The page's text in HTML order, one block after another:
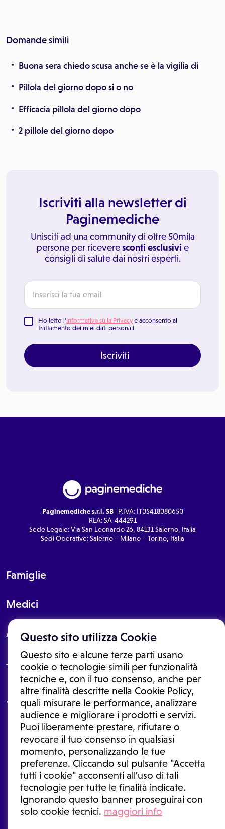
Questo sito utilizza Cookie
Questo sito e alcune terze parti usano
cookie o tecnologie simili per funzionalità
tecniche e, con il tuo consenso, anche per
altre finalità descritte nella Cookie Policy,
quali misurare le performance, analizzare
audience e migliorare i prodotti e servizi.
Puoi liberamente prestare, rifiutare o
revocare il tuo consenso in qualsiasi
momento, personalizzando le tue
preferenze. Cliccando sul pulsante "Accetta
tutti i cookie" acconsenti all'uso di tali
tecnologie per tutte le finalità indicate.
Ignorando questo banner proseguirai con
solo cookie tecnici. maggiori info
Domande simili
Buona sera chiedo scusa anche se è la vigilia di
Pillola del giorno dopo si o no
Efficacia pillola del giorno dopo
2 pillole del giorno dopo
Iscriviti alla newsletter di
Paginemediche
Unisciti ad una community di oltre 50mila
persone per riceveresconti esclusivi e
consigli di salute dai nostri esperti.
Ho letto l'Informativa sulla Privacy e acconsento al
trattamento dei miei dati personali
Iscriviti
Paginemediche s.r.l. SB| P.IVA: IT05418080650
REA: SA-444291
Sede Legale: Via San Leonardo 26, 84131 Salerno, Italia
Sedi Operative: Salerno – Milano – Torino, Italia
Famiglie
Medici
About
Le informazioni proposte in questo sito non sono un consulto medico.
In nessun caso, queste informazioni sostituiscono un consulto, una
visita o una diagnosi formulata dal medico. Non si devono considerare
le informazioni disponibili come suggerimenti per la formulazione di
una diagnosi, la determinazione di un trattamento o l'assunzione o
sospensione di un farmaco senza prima consultare un medico di
medicina generale o uno specialista.
Condizioni di utilizzo|Privacy Policy |Gestione cookie
Ⓒ 2026 | Tutti i diritti riservati.